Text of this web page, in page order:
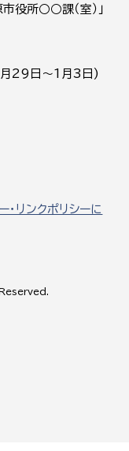
役所○○課（室）」
月29日～1月3日)
・リンクポリシーに